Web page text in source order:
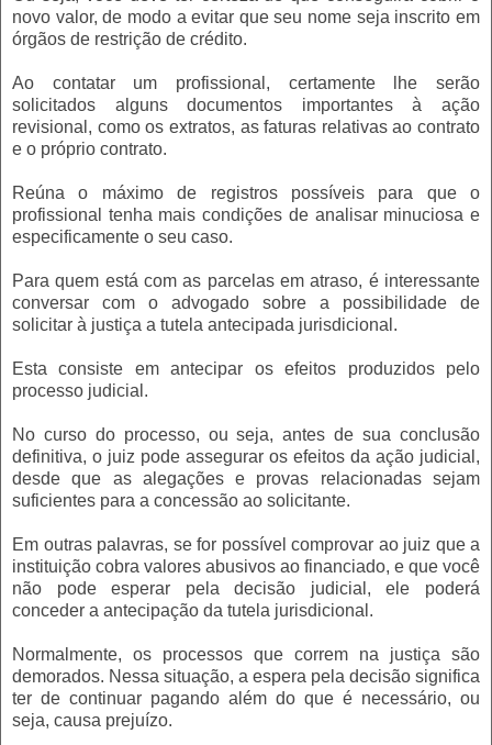
novo valor, de modo a evitar que seu nome seja inscrito em
órgãos de restrição de crédito.
Ao contatar um profissional, certamente lhe serão
solicitados alguns documentos importantes à ação
revisional, como os extratos, as faturas relativas ao contrato
e o próprio contrato.
Reúna o máximo de registros possíveis para que o
profissional tenha mais condições de analisar minuciosa e
especificamente o seu caso.
Para quem está com as parcelas em atraso, é interessante
conversar com o advogado sobre a possibilidade de
solicitar à justiça a tutela antecipada jurisdicional.
Esta consiste em antecipar os efeitos produzidos pelo
processo judicial.
No curso do processo, ou seja, antes de sua conclusão
definitiva, o juiz pode assegurar os efeitos da ação judicial,
desde que as alegações e provas relacionadas sejam
suficientes para a concessão ao solicitante.
Em outras palavras, se for possível comprovar ao juiz que a
instituição cobra valores abusivos ao financiado, e que você
não pode esperar pela decisão judicial, ele poderá
conceder a antecipação da tutela jurisdicional.
Normalmente, os processos que correm na justiça são
demorados. Nessa situação, a espera pela decisão significa
ter de continuar pagando além do que é necessário, ou
seja, causa prejuízo.